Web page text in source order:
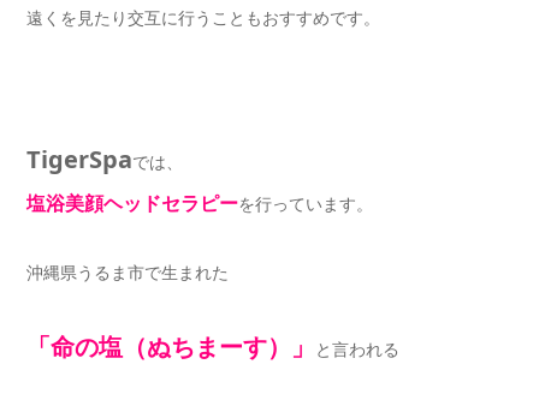
遠くを見たり交互に行うこともおすすめです。
TigerSpaでは、
塩浴美顔ヘッドセラピーを行っています。
沖縄県うるま市で生まれた
「命の塩（ぬちまーす）」 と言われる